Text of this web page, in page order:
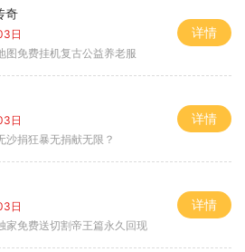
奇
日
图免费挂机复古公益养老服
详情
日
沙捐狂暴无捐献无限？
详情
日
家免费送切割帝王篇永久回现
详情